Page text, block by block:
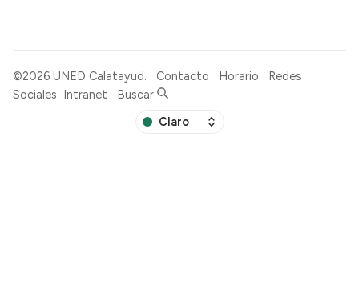
©2026 UNED Calatayud. Contacto Horario
Redes
Sociales Intranet Buscar